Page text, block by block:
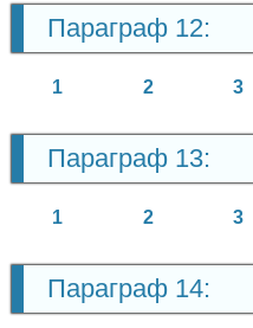
Параграф 12:
1 2 3
Параграф 13:
1 2 3
Параграф 14: